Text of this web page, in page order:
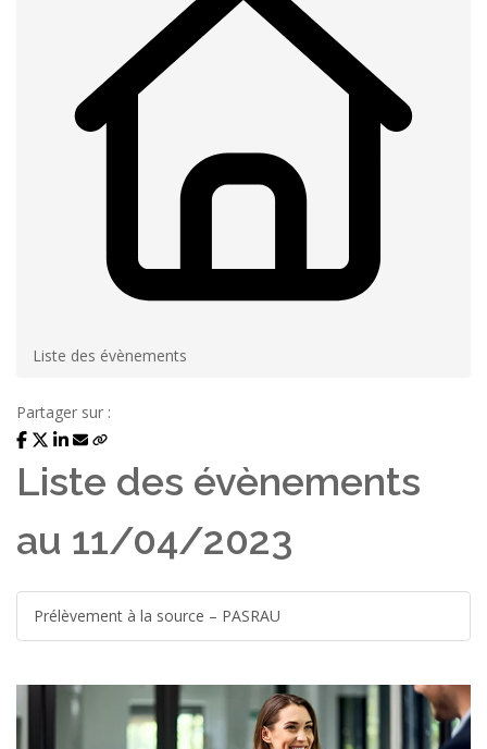
Liste des évènements
Partager sur :
Liste des évènements
au 11/04/2023
Prélèvement à la source – PASRAU